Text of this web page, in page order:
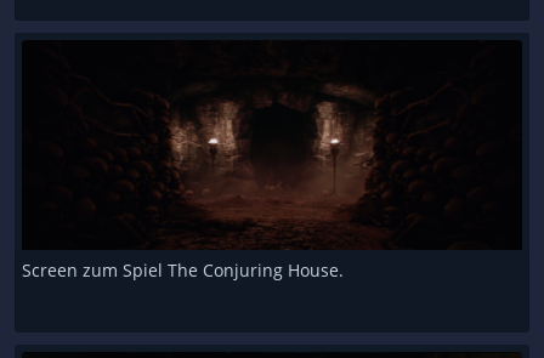
Screen zum Spiel The Conjuring House.